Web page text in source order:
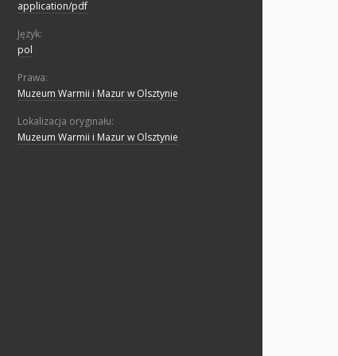
application/pdf
Język:
pol
Prawa:
Muzeum Warmii i Mazur w Olsztynie
Lokalizacja oryginału:
Muzeum Warmii i Mazur w Olsztynie